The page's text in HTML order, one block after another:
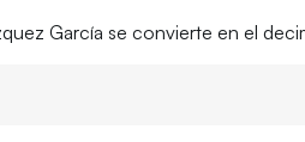
García se convierte en el